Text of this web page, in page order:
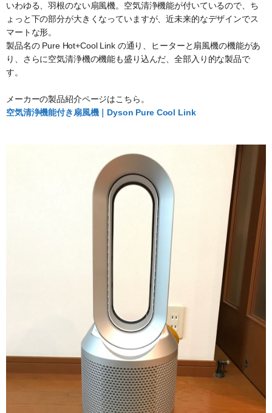
いわゆる、羽根のない扇風機。空気清浄機能が付いているので、ち
ょっと下の部分が大きくなっていますが、近未来的なデザインでス
マートな形。
製品名の Pure Hot+Cool Link の通り、ヒーターと扇風機の機能があ
り、さらに空気清浄機の機能も盛り込んだ、全部入り的な製品で
す。
メーカーの製品紹介ページはこちら。
空気清浄機能付き扇風機｜Dyson Pure Cool Link